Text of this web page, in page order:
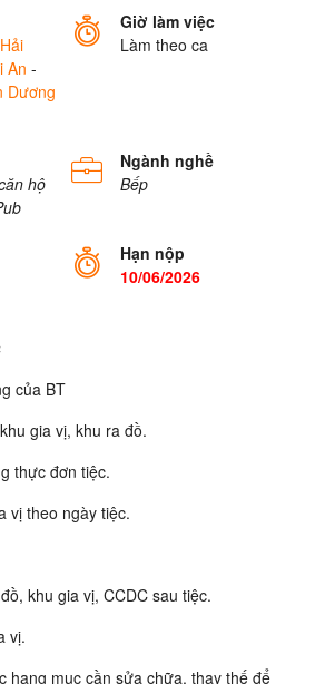
Hải
An -
Dương
Giờ làm việc
Làm theo ca
hộ
Ngành nghề
Bếp
Hạn nộp
10/06/2026
của BT
gia vị, khu ra đồ.
thực đơn tiệc.
vị theo ngày tiệc.
khu gia vị, CCDC sau tiệc.
vị.
hạng mục cần sửa chữa, thay thế để